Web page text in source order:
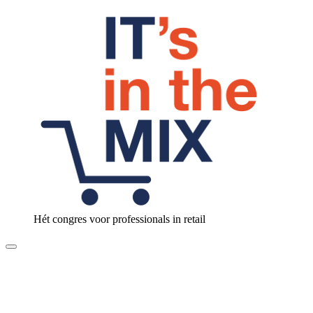
Hét congres voor professionals in retail
Toggle